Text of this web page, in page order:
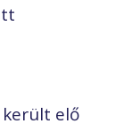
elő